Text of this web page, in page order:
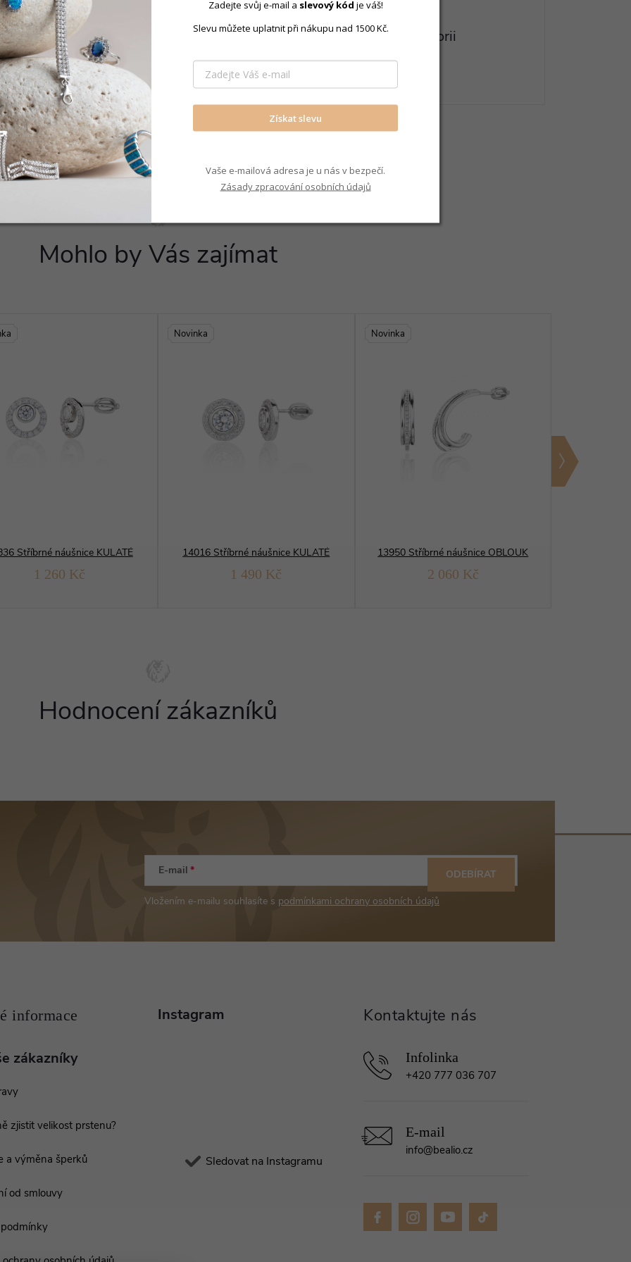
Produkt naleznete v této kategorii
Náušnice pecky / šroubek
Mohlo by Vás zajímat
Stříbrné náušnice KULATÉ
1 260 Kč
Novinka
14016 Stříbrné náušnice KULATÉ
1 490 Kč
Novinka
13950 Stříbrné náušnice OBLOUK
2 060 Kč
Hodnocení zákazníků
E-mail
Vložením e-mailu souhlasíte s podmínkami ochrany osobních údajů
ODEBÍRAT
zákazníky
zjistit velikost prstenu?
a výměna šperků
od smlouvy
Instagram
Sledovat na Instagramu
info@bealio.cz
+420 777 036 707
Zadejte svůj e-mail a slevový kód je váš!
Slevu můžete uplatnit při nákupu nad 1500 Kč.
Získat slevu
Vaše e-mailová adresa je u nás v bezpečí.
Zásady zpracování osobních údajů